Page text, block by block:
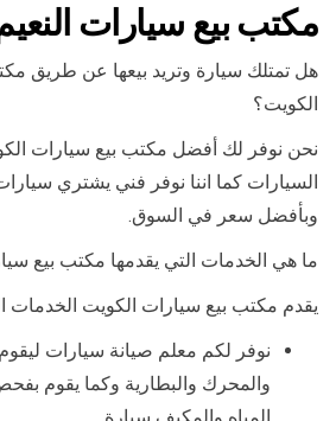
مكتب بيع سيارات
هل تمتلك سيارة وتريد بيعها عن طريق
الكويت؟
نحن نوفر لك أفضل مكتب بيع سيارات
السيارات كما اننا نوفر فني يشتري
وبأفضل سعر في السوق.
ما هي الخدمات التي يقدمها مكتب بيع
يقدم مكتب بيع سيارات الكويت الخدمات
نوفر لكم معلم صيانة سيارات
والمحرك والبطارية وكما يقوم